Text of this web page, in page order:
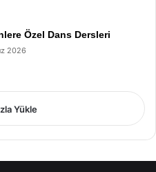
Özel Dans Dersleri
2026
Yükle